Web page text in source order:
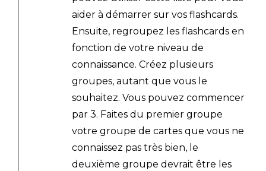
aider à démarrer sur vos flashcards.
Ensuite, regroupez les flashcards en
fonction de votre niveau de
connaissance. Créez plusieurs
groupes, autant que vous le
souhaitez. Vous pouvez commencer
par 3. Faites du premier groupe
votre groupe de cartes que vous ne
connaissez pas très bien, le
deuxième groupe devrait être les